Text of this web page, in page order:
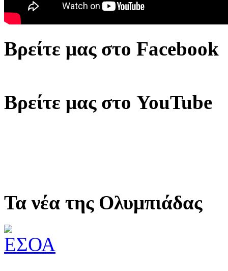
Βρείτε μας στο Facebook
Βρείτε μας στο YouTube
Τα νέα της Ολυμπιάδας